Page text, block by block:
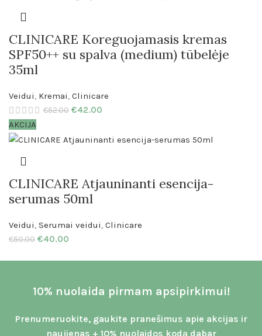
CLINICARE Koreguojamasis kremas
SPF50++ su spalva (medium) tūbelėje
35ml
Veidui, Kremai, Clinicare
€52.00 €42.00
AKCIJA
CLINICARE Atjauninanti esencija-
serumas 50ml
Veidui Serumai veidui Clinicare
€50.00 €40.00
10% nuolaida pirmam apsipirkimui!
Prenumeruokite, gaukite pranešimus apie akcijas ir
naujienas + 10% nuolaidos kodą dabar